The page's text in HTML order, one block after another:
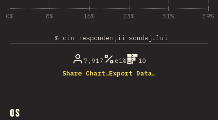
0% 8% 16% 23% 31% 39%
% din respondenții sondajului
7,917 61%
10
Share Chart…Export Data…
OS